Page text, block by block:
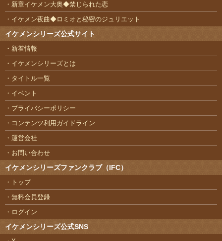
新章イケメン大奥◆禁じられた恋
イケメン夜曲◆ロミオと秘密のジュリエット
イケメンシリーズ公式サイト
新着情報
イケメンシリーズとは
タイトル一覧
イベント
プライバシーポリシー
コンテンツ利用ガイドライン
運営会社
お問い合わせ
イケメンシリーズファンクラブ（IFC）
トップ
無料会員登録
ログイン
イケメンシリーズ公式SNS